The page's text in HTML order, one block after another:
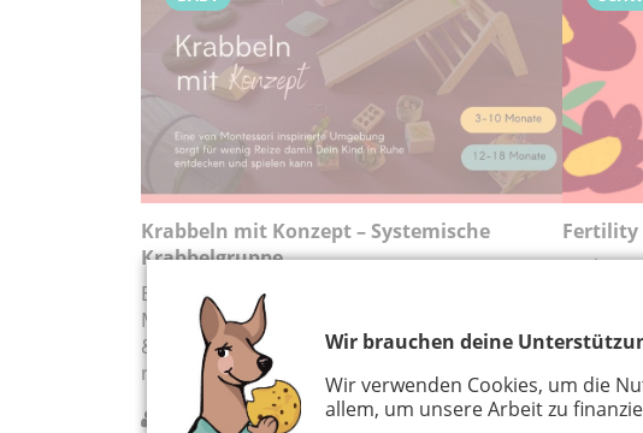
Wir brauchen deine
Wir verwenden Cookies, um die
allem, um unsere Arbeit zu
Krabbeln mit Konzept – Systemische
Krabbelgruppe
Bist du Mama eines Babys zwischen 3 und 18
Monaten und hast Lust auf Austausch, Spielen
& neue Kontakte? Dann bist du bei mir genau
richtig!
kontinu:um
Fertility
Du